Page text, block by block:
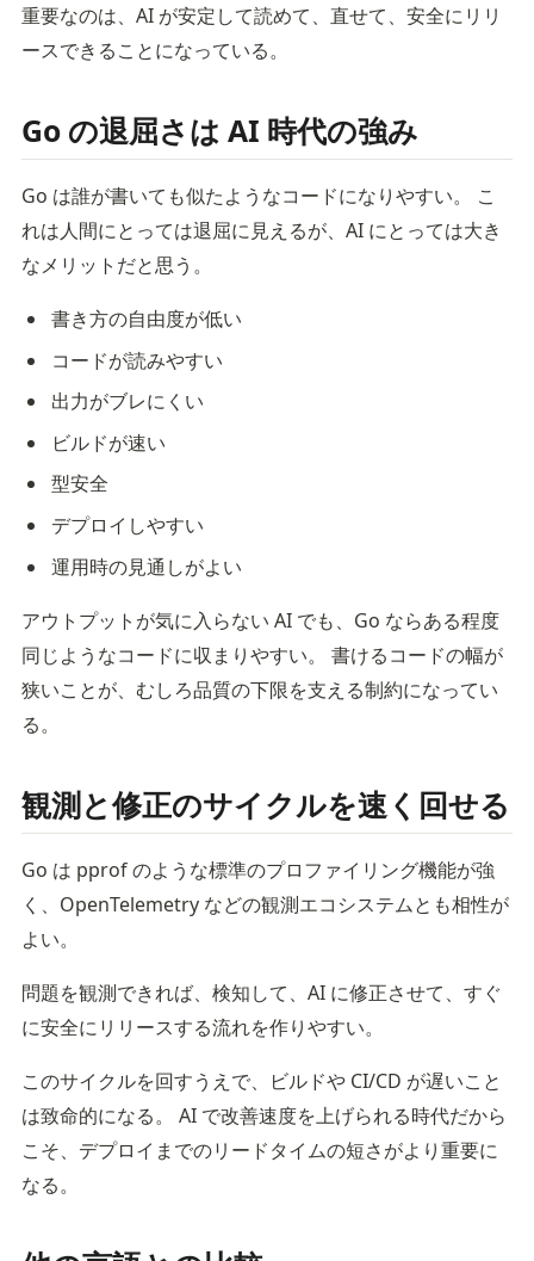
重要なのは、AI が安定して読めて、直せて、安全にリリ
ースできることになっている。
Go の退屈さは AI 時代の強み
Go は誰が書いても似たようなコードになりやすい。 こ
れは人間にとっては退屈に見えるが、AI にとっては大き
なメリットだと思う。
書き方の自由度が低い
コードが読みやすい
出力がブレにくい
ビルドが速い
型安全
デプロイしやすい
運用時の見通しがよい
アウトプットが気に入らない AI でも、Go ならある程度
同じようなコードに収まりやすい。 書けるコードの幅が
狭いことが、むしろ品質の下限を支える制約になってい
る。
観測と修正のサイクルを速く回せる
Go は pprof のような標準のプロファイリング機能が強
く、OpenTelemetry などの観測エコシステムとも相性が
よい。
問題を観測できれば、検知して、AI に修正させて、すぐ
に安全にリリースする流れを作りやすい。
このサイクルを回すうえで、ビルドや CI/CD が遅いこと
は致命的になる。 AI で改善速度を上げられる時代だから
こそ、デプロイまでのリードタイムの短さがより重要に
なる。